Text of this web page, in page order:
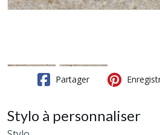
Partager
Stylo à personnaliser